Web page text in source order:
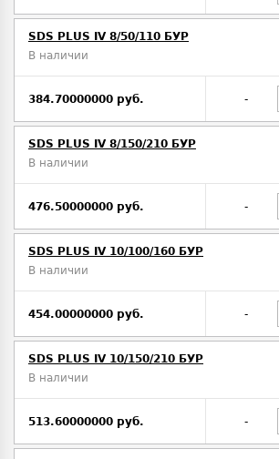
SDS PLUS IV 8/50/110 БУР
В наличии
384.70000000 руб. -
SDS PLUS IV 8/150/210 БУР
В наличии
476.50000000 руб. -
SDS PLUS IV 10/100/160 БУР
В наличии
454.00000000 руб. -
SDS PLUS IV 10/150/210 БУР
В наличии
513.60000000 руб. -